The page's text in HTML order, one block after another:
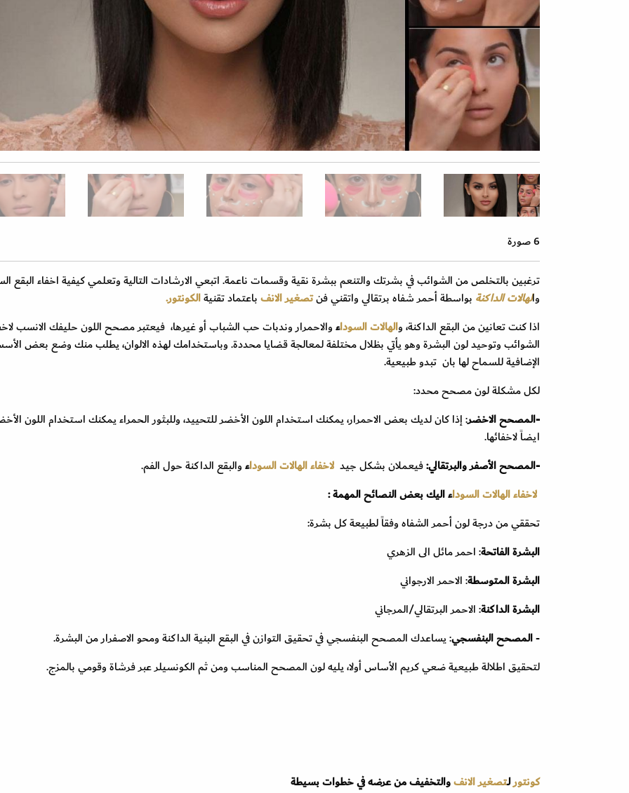
6 صورة
ترغبين بالتخلص من الشوائب في بشرتك والتنعم ببشرة نقية وقسمات ناعمة. اتبعي الارشادات التالية وتعلمي كيفية اخفاء البقع
والهالات الداكنة بواسطة أحمر شفاه برتقالي واتقني فنتصغير الانفباعتماد تقنيةالكونتور.
اذا كنت تعانين من البقع الداكنة، والهالات السوداءوالاحمرار وندبات حب الشباب أو غيرها، فيعتبر مصحح اللون حليفك الانسب
الشوائب وتوحيد لون البشرة وهو يأتي بظلال مختلفة لمعالجة قضايا محددة. وباستخدامك لهذه الالوان، يطلب منك وضع بعض
الإضافية للسماح لها بان تبدو طبيعية.
لكل مشكلة لون مصحح محدد:
-المصحح الاخضر: إذا كان لديك بعض الاحمرار، يمكنك استخدام اللون الأخضر للتحييد، وللبثور الحمراء يمكنك استخدام اللون
ايضاً لاخفائها.
-المصحح الأصفر والبرتقالي:فيعملان بشكل جيد لاخفاء الهالات السوداءوالبقع الداكنة حول الفم.
لاخفاء الهالات السوداء اليكبعض النصائح المهمة :
تحققي من درجة لون أحمر الشفاه وفقاً لطبيعة كل بشرة:
البشرة الفاتحة: احمر مائل الى الزهري
البشرة المتوسطة: الاحمر الارجواني
البشرة الداكنة: الاحمر البرتقالي/المرجاني
-المصحح البنفسجي: يساعدك المصحح البنفسجي في تحقيق التوازن في البقع البنية الداكنة ومحو الاصفرار من البشرة.
لتحقيق اطلالة طبيعية ضعي كريم الأساس أولا، يليه لون المصحح المناسب ومن ثم الكونسيلر عبر فرشاة وقومي بالمزج.
كونتورلـتصغير الانفوالتخفيف من عرضه في خطوات بسيطة